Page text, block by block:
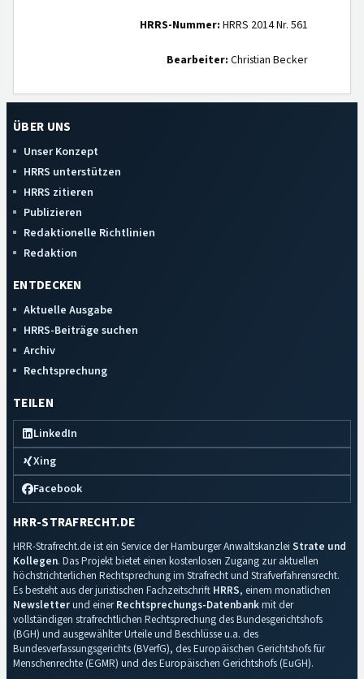
HRRS-Nummer: HRRS 2014 Nr. 561
Bearbeiter: Christian Becker
ÜBER UNS
Unser Konzept
HRRS unterstützen
HRRS zitieren
Publizieren
Redaktionelle Richtlinien
Redaktion
ENTDECKEN
Aktuelle Ausgabe
HRRS-Beiträge suchen
Archiv
Rechtsprechung
TEILEN
LinkedIn
Xing
Facebook
HRR-STRAFRECHT.DE
HRR-Strafrecht.de ist ein Service der Hamburger Anwaltskanzlei Strate und
Kollegen. Das Projekt bietet einen kostenlosen Zugang zur aktuellen
höchstrichterlichen Rechtsprechung im Strafrecht und Strafverfahrensrecht.
Es besteht aus der juristischen Fachzeitschrift HRRS, einem monatlichen
Newsletterund einerRechtsprechungs-Datenbankmit der
vollständigen strafrechtlichen Rechtsprechung des Bundesgerichtshofs
(BGH) und ausgewählter Urteile und Beschlüsse u.a. des
Bundesverfassungsgerichts (BVerfG), des Europäischen Gerichtshofs für
Menschenrechte (EGMR) und des Europäischen Gerichtshofs (EuGH).